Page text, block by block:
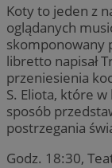
Koty to jeden z
oglądanych
skomponowany
libretto napisał
przeniesienia
S. Eliota, które
sposób
postrzegania
Godz. 18:30,